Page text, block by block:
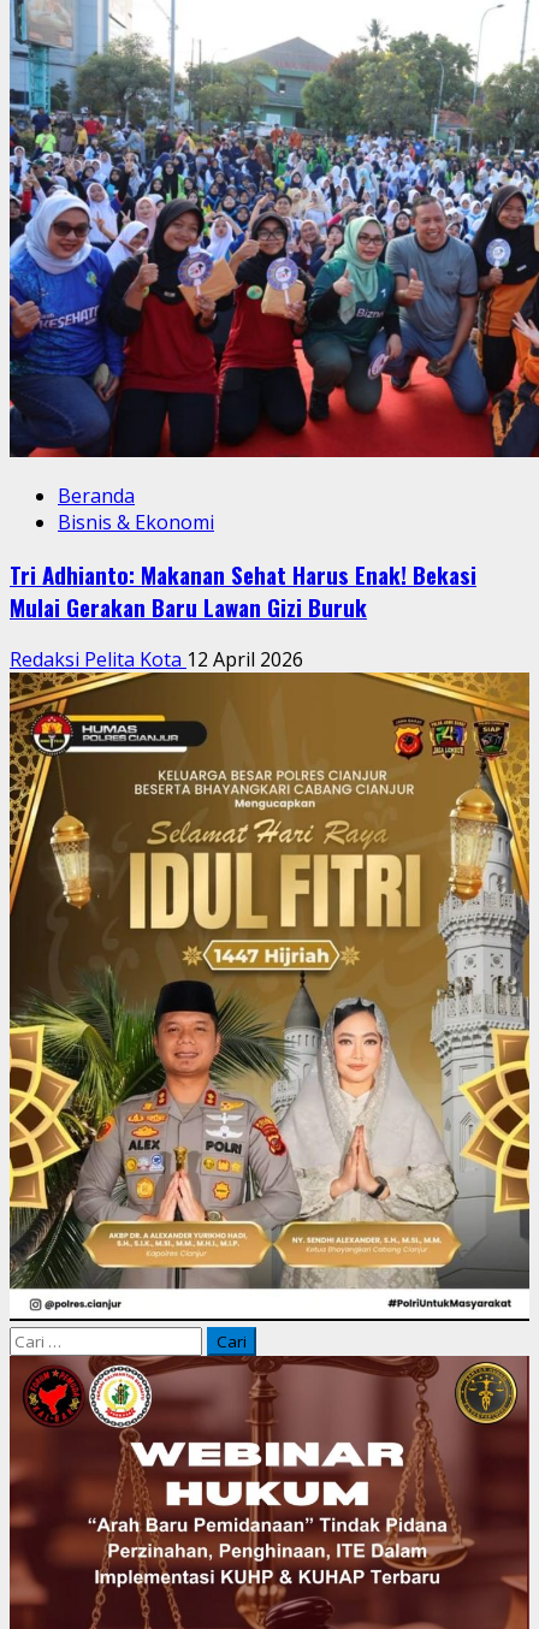
Beranda
Bisnis & Ekonomi
Tri Adhianto: Makanan Sehat Harus Enak! Bekasi
Mulai Gerakan Baru Lawan Gizi Buruk
Redaksi Pelita Kota 12 April 2026
Cari
untuk: